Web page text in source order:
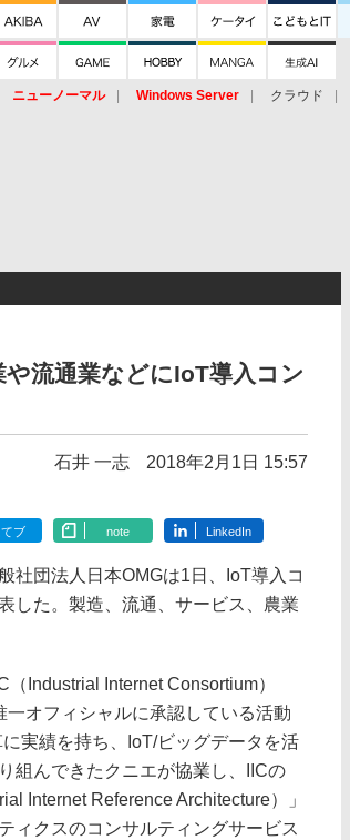
ニューノーマル Windows Server クラウド
流通業などにIoT導入コン
石井 一志 2018年2月1日 15:57
ブ note LinkedIn
団法人日本OMGは1日、IoT導入コ
した。製造、流通、サービス、農業
Industrial Internet Consortium）
オフィシャルに承認している活動
実績を持ち、IoT/ビッグデータを活
組んできたクニエが協業し、IICの
Internet Reference Architecture）」
ィクスのコンサルティングサービス